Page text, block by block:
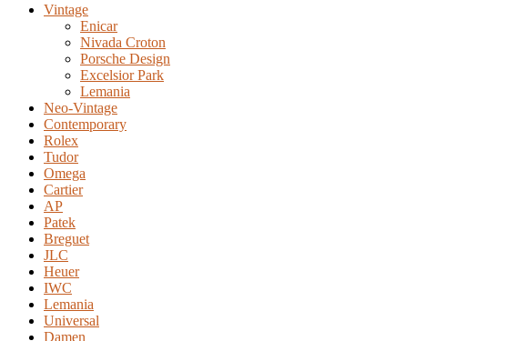
Vintage
Enicar
Nivada Croton
Porsche Design
Excelsior Park
Lemania
Neo-Vintage
Contemporary
Rolex
Tudor
Omega
Cartier
AP
Patek
Breguet
JLC
Heuer
IWC
Lemania
Universal
Damen